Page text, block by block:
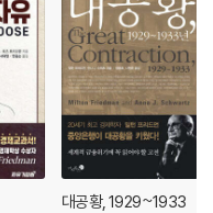
대공황, 1929~1933